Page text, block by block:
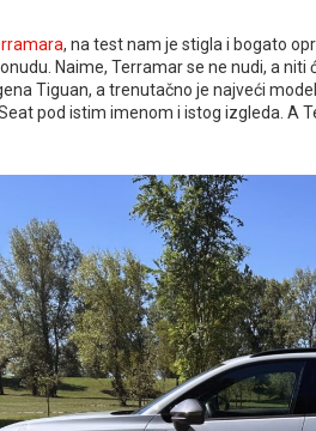
, na test nam je stigla i bogato
Naime, Terramar se ne nudi, a
Tiguan, a trenutačno je najveći
pod istim imenom i istog izgleda. A